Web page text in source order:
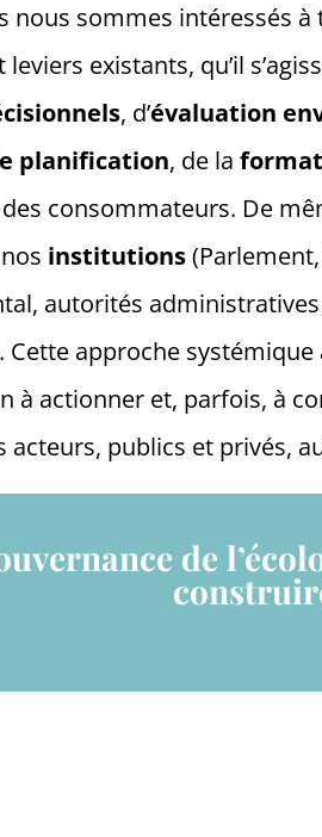
nous sommes intéressés
existants, qu’il
, d’évaluation
planification, de la
des consommateurs. De
institutions
autorités
approche systémique
à actionner et, parfois, à
acteurs, publics et privés,
de